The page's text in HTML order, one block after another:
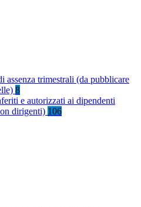
assenza trimestrali (da pubblicare
8
e autorizzati ai dipendenti
dirigenti) 106